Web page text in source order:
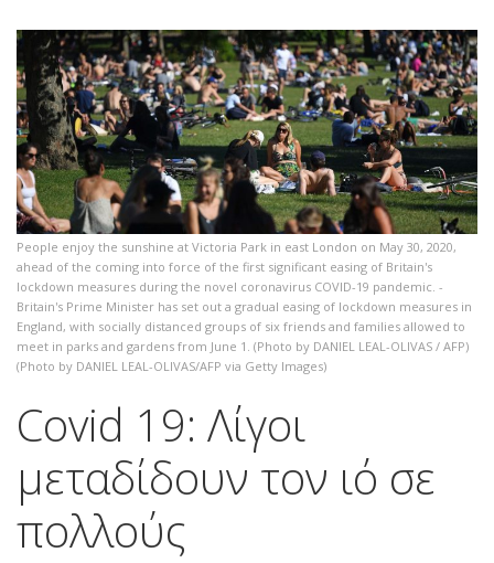
People enjoy the sunshine at Victoria Park in east London on May 30, 2020,
ahead of the coming into force of the first significant easing of Britain's
lockdown measures during the novel coronavirus COVID-19 pandemic. -
Britain's Prime Minister has set out a gradual easing of lockdown measures in
England, with socially distanced groups of six friends and families allowed to
meet in parks and gardens from June 1. (Photo by DANIEL LEAL-OLIVAS / AFP)
(Photo by DANIEL LEAL-OLIVAS/AFP via Getty Images)
Covid 19: Λίγοι
μεταδίδουν τον ιό σε
πολλούς